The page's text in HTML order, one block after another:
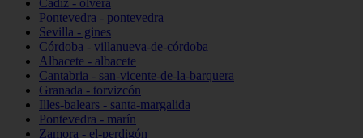
Cádiz - olvera
Pontevedra - pontevedra
Sevilla - gines
Córdoba - villanueva-de-córdoba
Albacete - albacete
Cantabria - san-vicente-de-la-barquera
Granada - torvizcón
Illes-balears - santa-margalida
Pontevedra - marín
Zamora - el-perdigón